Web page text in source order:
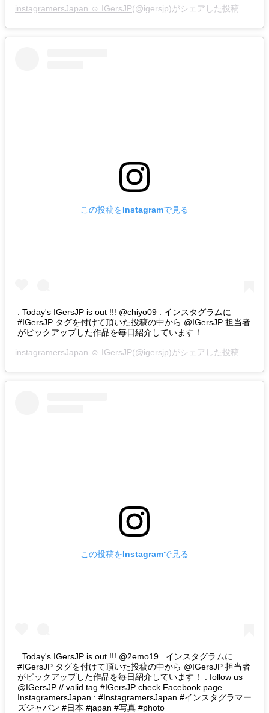
instagramersJapan ☺︎ IGersJP(@igersjp)がシェアした投稿 –
この投稿をInstagramで見る
. Today's IGersJP is out !!! @chiyo09 . インスタグラムに
#IGersJP タグを付けて頂いた投稿の中から @IGersJP 担当者
がピックアップした作品を毎日紹介しています！
instagramersJapan ☺︎ IGersJP(@igersjp)がシェアした投稿 –
この投稿をInstagramで見る
. Today's IGersJP is out !!! @2emo19 . インスタグラムに
#IGersJP タグを付けて頂いた投稿の中から @IGersJP 担当者
がピックアップした作品を毎日紹介しています！ : follow us
@IGersJP // valid tag #IGersJP check Facebook page
InstagramersJapan : #InstagramersJapan #インスタグラマー
ズジャパン #日本 #japan #写真 #photo